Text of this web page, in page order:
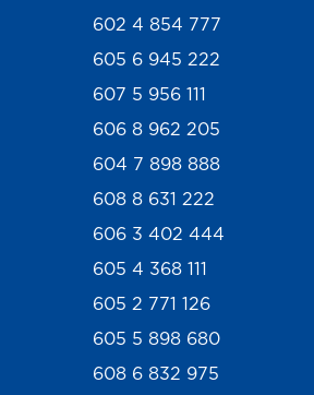
602 4 854 777
605 6 945 222
607 5 956 111
606 8 962 205
604 7 898 888
608 8 631 222
606 3 402 444
605 4 368 111
605 2 771 126
605 5 898 680
608 6 832 975